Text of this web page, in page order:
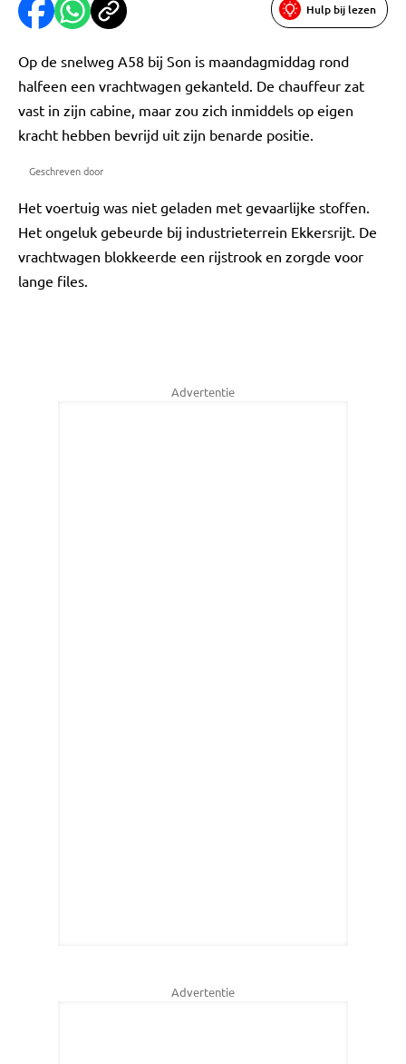
Hulp bij lezen
Op de snelweg A58 bij Son is maandagmiddag rond
halfeen een vrachtwagen gekanteld. De chauffeur zat
vast in zijn cabine, maar zou zich inmiddels op eigen
kracht hebben bevrijd uit zijn benarde positie.
Geschreven door
Het voertuig was niet geladen met gevaarlijke stoffen.
Het ongeluk gebeurde bij industrieterrein Ekkersrijt. De
vrachtwagen blokkeerde een rijstrook en zorgde voor
lange files.
Advertentie
Advertentie